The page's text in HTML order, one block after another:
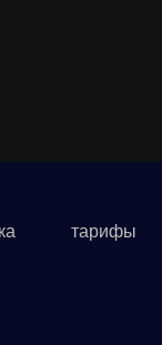
тарифы